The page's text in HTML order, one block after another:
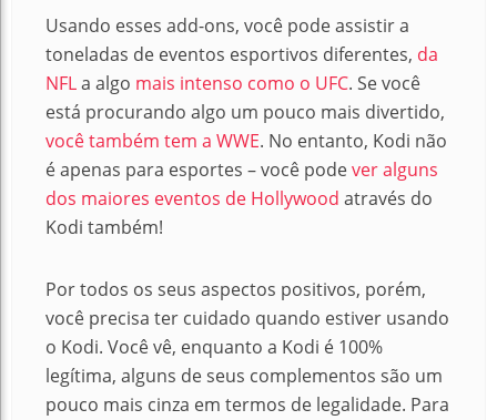
Usando esses add-ons, você pode assistir a
toneladas de eventos esportivos diferentes, da
NFLa algo mais intenso como o UFC. Se você
está procurando algo um pouco mais divertido,
você também tem a WWE. No entanto, Kodi não
é apenas para esportes – você podever alguns
dos maiores eventos de Hollywood através do
Kodi também!
Por todos os seus aspectos positivos, porém,
você precisa ter cuidado quando estiver usando
o Kodi. Você vê, enquanto a Kodi é 100%
legítima, alguns de seus complementos são um
pouco mais cinza em termos de legalidade. Para